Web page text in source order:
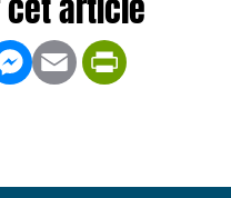
Messenger
Email